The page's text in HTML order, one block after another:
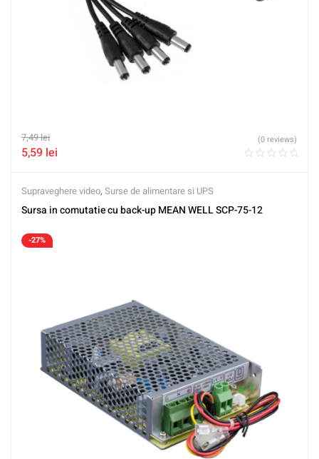
7,49lei
5,59 lei
(0 reviews)
Supraveghere video, Surse de alimentare si UPS
Sursa in comutatie cu back-up MEAN WELL SCP-75-12
-27%